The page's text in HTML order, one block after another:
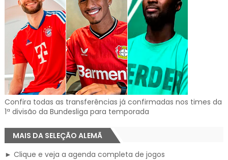
Confira todas as transferências já confirmadas nos times da
1ª divisão da Bundesliga para temporada
MAIS DA SELEÇÃO ALEMÃ
► Clique e veja a agenda completa de jogos